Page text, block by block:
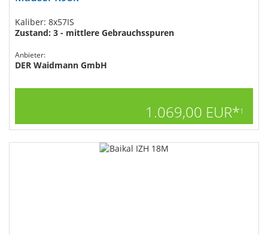
Kaliber: 8x57IS
Zustand: 3 - mittlere Gebrauchsspuren
Anbieter:
DER Waidmann GmbH
1.069,00 EUR*1